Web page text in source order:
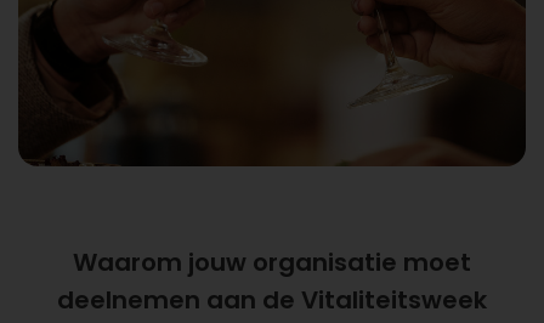
Waarom jouw organisatie moet
deelnemen aan de Vitaliteitsweek